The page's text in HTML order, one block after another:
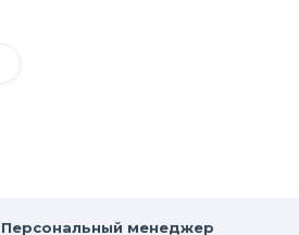
Персональный менеджер